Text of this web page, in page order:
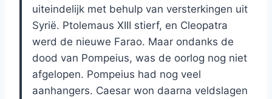
uiteindelijk met behulp van versterkingen uit
Syrië. Ptolemaus XIII stierf, en Cleopatra
werd de nieuwe Farao. Maar ondanks de
dood van Pompeius, was de oorlog nog niet
afgelopen. Pompeius had nog veel
aanhangers. Caesar won daarna veldslagen